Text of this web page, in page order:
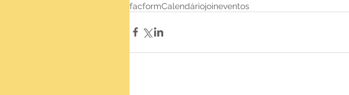
facformCalendáriojoineventos